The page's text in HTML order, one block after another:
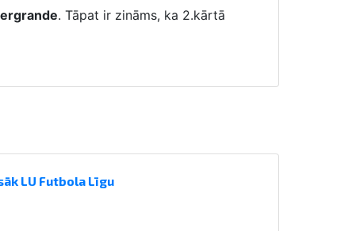
. Tāpat ir zināms, ka 2.kārtā
LU Futbola Līgu